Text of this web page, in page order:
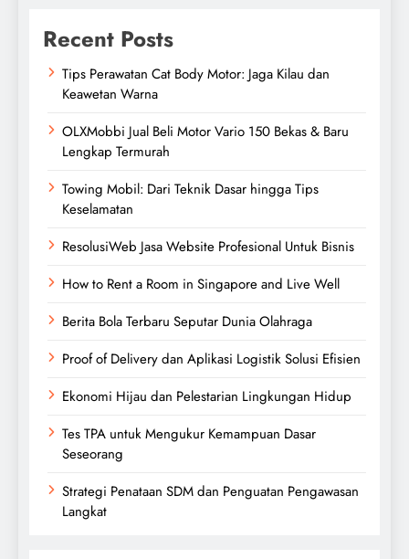
Recent Posts
Tips Perawatan Cat Body Motor: Jaga Kilau dan
Keawetan Warna
OLXMobbi Jual Beli Motor Vario 150 Bekas & Baru
Lengkap Termurah
Towing Mobil: Dari Teknik Dasar hingga Tips
Keselamatan
ResolusiWeb Jasa Website Profesional Untuk Bisnis
How to Rent a Room in Singapore and Live Well
Berita Bola Terbaru Seputar Dunia Olahraga
Proof of Delivery dan Aplikasi Logistik Solusi Efisien
Ekonomi Hijau dan Pelestarian Lingkungan Hidup
Tes TPA untuk Mengukur Kemampuan Dasar
Seseorang
Strategi Penataan SDM dan Penguatan Pengawasan
Langkat